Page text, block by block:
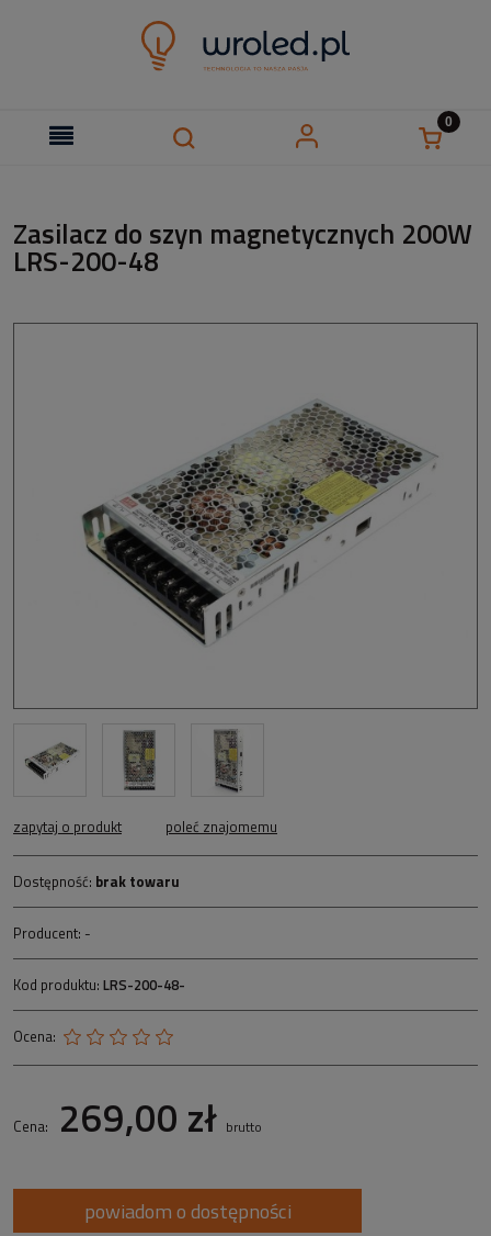
Zasilacz do szyn magnetycznych 200W
LRS-200-48
zapytaj o produkt poleć znajomemu
Dostępność: brak towaru
Producent: -
Kod produktu: LRS-200-48-
Ocena:
Cena: 269,00 zł brutto
powiadom o dostępności